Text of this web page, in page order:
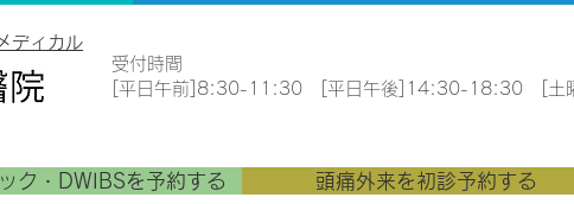
ディカル
​受付時間
[平日午前]8:30-11:30 [平日午後]14:30-18:30 [土
ク・DWIBSを予約する 頭痛外来を初診予約する